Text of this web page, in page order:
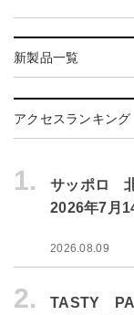
新製品一覧
アクセスランキング
1.
サッポロ 北
2026年7月
2026.08.09
2.
TASTY